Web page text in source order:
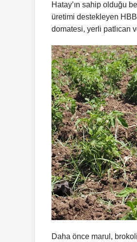
Hatay’ın sahip olduğu
üretimi destekleyen
domatesi, yerli patlıcan
Daha önce marul,